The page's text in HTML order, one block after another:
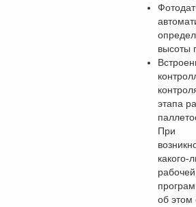
высоты
этапа
При
какого-
рабочей
об этом